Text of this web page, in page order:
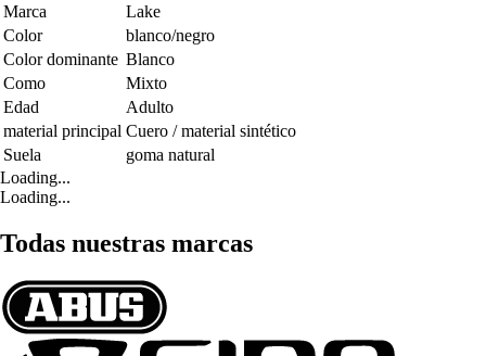
Marca
Lake
Color
blanco/negro
Color dominante Blanco
Como
Mixto
Edad
Adulto
material principal Cuero / material sintético
Suela
goma natural
Loading...
Loading...
Todas nuestras marcas